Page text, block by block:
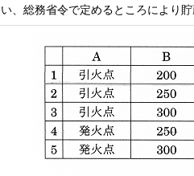
い、総務省令で定めるところにより